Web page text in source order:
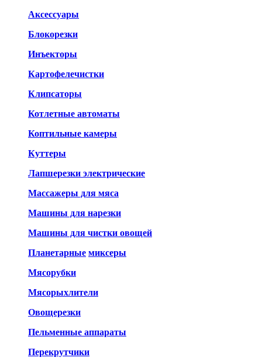
Аксессуары
Блокорезки
Инъекторы
Картофелечистки
Клипсаторы
Котлетные автоматы
Коптильные камеры
Куттеры
Лапшерезки электрические
Массажеры для мяса
Машины для нарезки
Машины для чистки овощей
Планетарные миксеры
Мясорубки
Мясорыхлители
Овощерезки
Пельменные аппараты
Перекрутчики